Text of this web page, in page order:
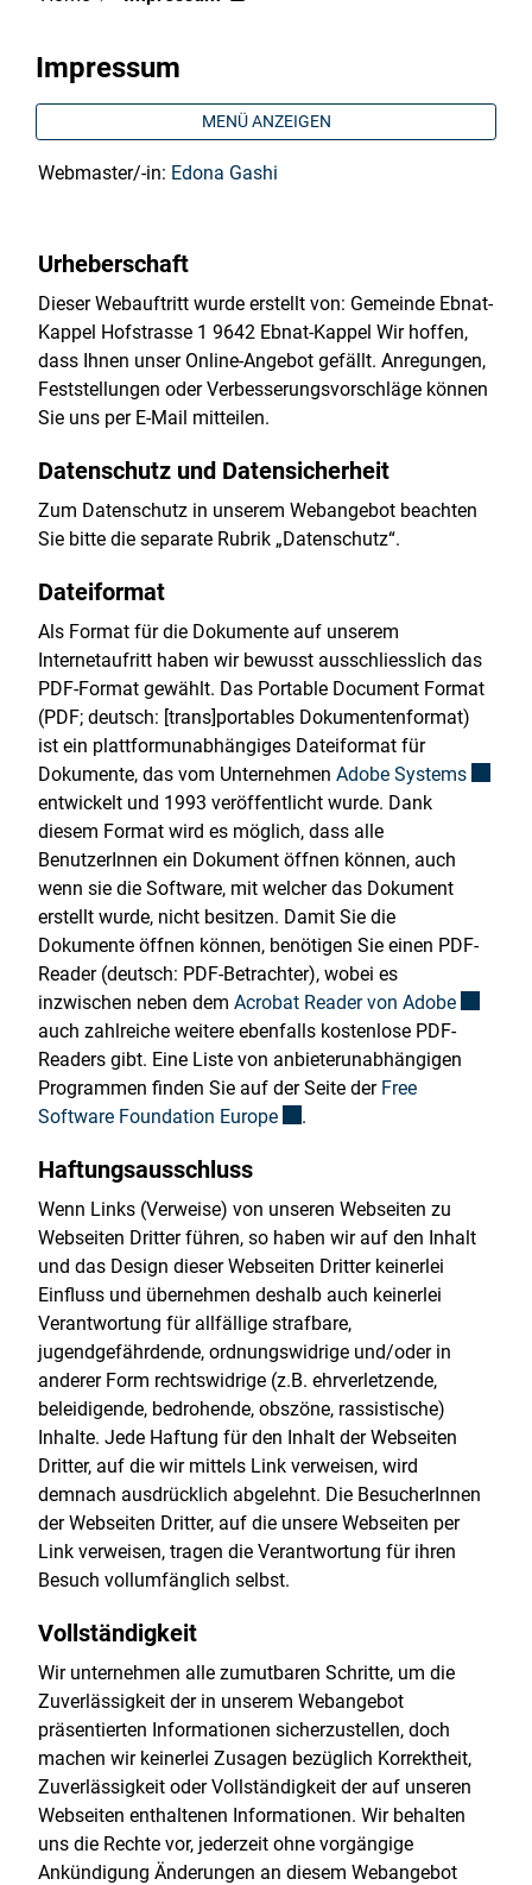
Impressum
MENÜ ANZEIGEN
Webmaster/-in: Edona Gashi
Urheberschaft
Dieser Webauftritt wurde erstellt von: Gemeinde Ebnat-
Kappel Hofstrasse 1 9642 Ebnat-Kappel Wir hoffen,
dass Ihnen unser Online-Angebot gefällt. Anregungen,
Feststellungen oder Verbesserungsvorschläge können
Sie uns per E-Mail mitteilen.
Datenschutz und Datensicherheit
Zum Datenschutz in unserem Webangebot beachten
Sie bitte die separate Rubrik „Datenschutz“.
Dateiformat
Als Format für die Dokumente auf unserem
Internetaufritt haben wir bewusst ausschliesslich das
PDF-Format gewählt. Das Portable Document Format
(PDF; deutsch: [trans]portables Dokumentenformat)
ist ein plattformunabhängiges Dateiformat für
Dokumente, das vom Unternehmen Adobe Systems
entwickelt und 1993 veröffentlicht wurde. Dank
diesem Format wird es möglich, dass alle
BenutzerInnen ein Dokument öffnen können, auch
wenn sie die Software, mit welcher das Dokument
erstellt wurde, nicht besitzen. Damit Sie die
Dokumente öffnen können, benötigen Sie einen PDF-
Reader (deutsch: PDF-Betrachter), wobei es
inzwischen neben dem Acrobat Reader von AdobeExterner
auch zahlreiche weitere ebenfalls kostenlose PDF-
Readers gibt. Eine Liste von anbieterunabhängigen
Programmen finden Sie auf der Seite der Free
Software Foundation EuropeExterner Link wird in einem
.
Haftungsausschluss
Wenn Links (Verweise) von unseren Webseiten zu
Webseiten Dritter führen, so haben wir auf den Inhalt
und das Design dieser Webseiten Dritter keinerlei
Einfluss und übernehmen deshalb auch keinerlei
Verantwortung für allfällige strafbare,
jugendgefährdende, ordnungswidrige und/oder in
anderer Form rechtswidrige (z.B. ehrverletzende,
beleidigende, bedrohende, obszöne, rassistische)
Inhalte. Jede Haftung für den Inhalt der Webseiten
Dritter, auf die wir mittels Link verweisen, wird
demnach ausdrücklich abgelehnt. Die BesucherInnen
der Webseiten Dritter, auf die unsere Webseiten per
Link verweisen, tragen die Verantwortung für ihren
Besuch vollumfänglich selbst.
Vollständigkeit
Wir unternehmen alle zumutbaren Schritte, um die
Zuverlässigkeit der in unserem Webangebot
präsentierten Informationen sicherzustellen, doch
machen wir keinerlei Zusagen bezüglich Korrektheit,
Zuverlässigkeit oder Vollständigkeit der auf unseren
Webseiten enthaltenen Informationen. Wir behalten
uns die Rechte vor, jederzeit ohne vorgängige
Ankündigung Änderungen an diesem Webangebot